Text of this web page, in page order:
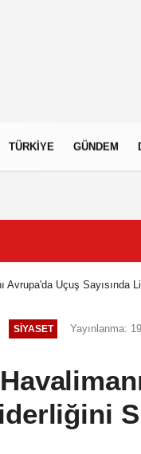
TÜRKIYE GÜNDEM
Avrupa'da Uçuş Sayısında
SIYASET Yayınlanma: